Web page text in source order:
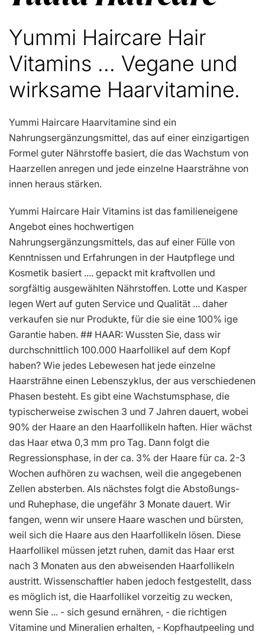
Yummi Haircare Hair
Vitamins ... Vegane und
wirksame Haarvitamine.
Yummi Haircare Haarvitamine sind ein
Nahrungsergänzungsmittel, das auf einer einzigartigen
Formel guter Nährstoffe basiert, die das Wachstum von
Haarzellen anregen und jede einzelne Haarsträhne von
innen heraus stärken.
Yummi Haircare Hair Vitamins ist das familieneigene
Angebot eines hochwertigen
Nahrungsergänzungsmittels, das auf einer Fülle von
Kenntnissen und Erfahrungen in der Hautpflege und
Kosmetik basiert .... gepackt mit kraftvollen und
sorgfältig ausgewählten Nährstoffen. Lotte und Kasper
legen Wert auf guten Service und Qualität ... daher
verkaufen sie nur Produkte, für die sie eine 100% ige
Garantie haben. ## HAAR: Wussten Sie, dass wir
durchschnittlich 100.000 Haarfollikel auf dem Kopf
haben? Wie jedes Lebewesen hat jede einzelne
Haarsträhne einen Lebenszyklus, der aus verschiedenen
Phasen besteht. Es gibt eine Wachstumsphase, die
typischerweise zwischen 3 und 7 Jahren dauert, wobei
90% der Haare an den Haarfollikeln haften. Hier wächst
das Haar etwa 0,3 mm pro Tag. Dann folgt die
Regressionsphase, in der ca. 3% der Haare für ca. 2-3
Wochen aufhören zu wachsen, weil die angegebenen
Zellen absterben. Als nächstes folgt die Abstoßungs-
und Ruhephase, die ungefähr 3 Monate dauert. Wir
fangen, wenn wir unsere Haare waschen und bürsten,
weil sich die Haare aus den Haarfollikeln lösen. Diese
Haarfollikel müssen jetzt ruhen, damit das Haar erst
nach 3 Monaten aus den abweisenden Haarfollikeln
austritt. Wissenschaftler haben jedoch festgestellt, dass
es möglich ist, die Haarfollikel vorzeitig zu wecken,
wenn Sie ... - sich gesund ernähren, - die richtigen
Vitamine und Mineralien erhalten, - Kopfhautpeeling und